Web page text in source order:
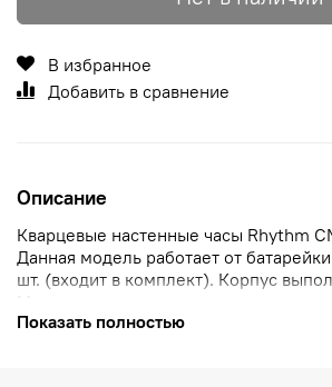
В избранное
Добавить в сравнение
Описание
Кварцевые настенные часы Rhythm
Данная модель работает от
шт. (входит в комплект). Корпус
Максимально допустимая
+30/-30 секунд в месяц. Ход
Показать полностью